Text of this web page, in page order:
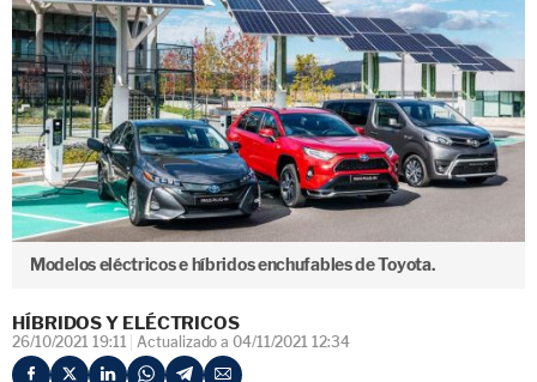
Modelos eléctricos e híbridos enchufables de Toyota.
HÍBRIDOS Y ELÉCTRICOS
26/10/2021 19:11 Actualizado a 04/11/2021 12:34